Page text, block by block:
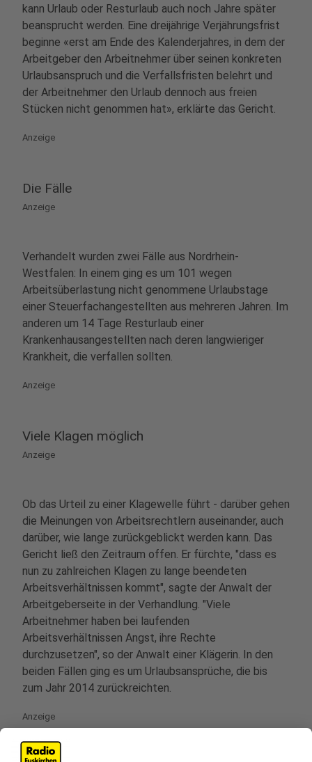
kann Urlaub oder Resturlaub auch noch Jahre später
beansprucht werden. Eine dreijährige Verjährungsfrist
beginne «erst am Ende des Kalenderjahres, in dem der
Arbeitgeber den Arbeitnehmer über seinen konkreten
Urlaubsanspruch und die Verfallsfristen belehrt und
der Arbeitnehmer den Urlaub dennoch aus freien
Stücken nicht genommen hat», erklärte das Gericht.
Anzeige
Die Fälle
Anzeige
Verhandelt wurden zwei Fälle aus Nordrhein-
Westfalen: In einem ging es um 101 wegen
Arbeitsüberlastung nicht genommene Urlaubstage
einer Steuerfachangestellten aus mehreren Jahren. Im
anderen um 14 Tage Resturlaub einer
Krankenhausangestellten nach deren langwieriger
Krankheit, die verfallen sollten.
Anzeige
Viele Klagen möglich
Anzeige
Ob das Urteil zu einer Klagewelle führt - darüber gehen
die Meinungen von Arbeitsrechtlern auseinander, auch
darüber, wie lange zurückgeblickt werden kann. Das
Gericht ließ den Zeitraum offen. Er fürchte, "dass es
nun zu zahlreichen Klagen zu lange beendeten
Arbeitsverhältnissen kommt", sagte der Anwalt der
Arbeitgeberseite in der Verhandlung. "Viele
Arbeitnehmer haben bei laufenden
Arbeitsverhältnissen Angst, ihre Rechte
durchzusetzen", so der Anwalt einer Klägerin. In den
beiden Fällen ging es um Urlaubsansprüche, die bis
zum Jahr 2014 zurückreichten.
Anzeige